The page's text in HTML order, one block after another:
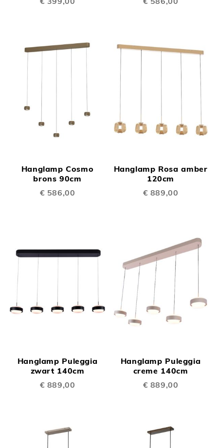
Hanglamp Cosmo
brons 90cm
€ 586,00
Hanglamp Rosa amber
120cm
€ 889,00
Hanglamp Puleggia
zwart 140cm
€ 889,00
Hanglamp Puleggia
creme 140cm
€ 889,00